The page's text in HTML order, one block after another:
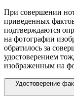
При совершении
приведенных
подтверждаются
на фотографии
обратилось за
удостоверением
изображенным на
Удостоверение